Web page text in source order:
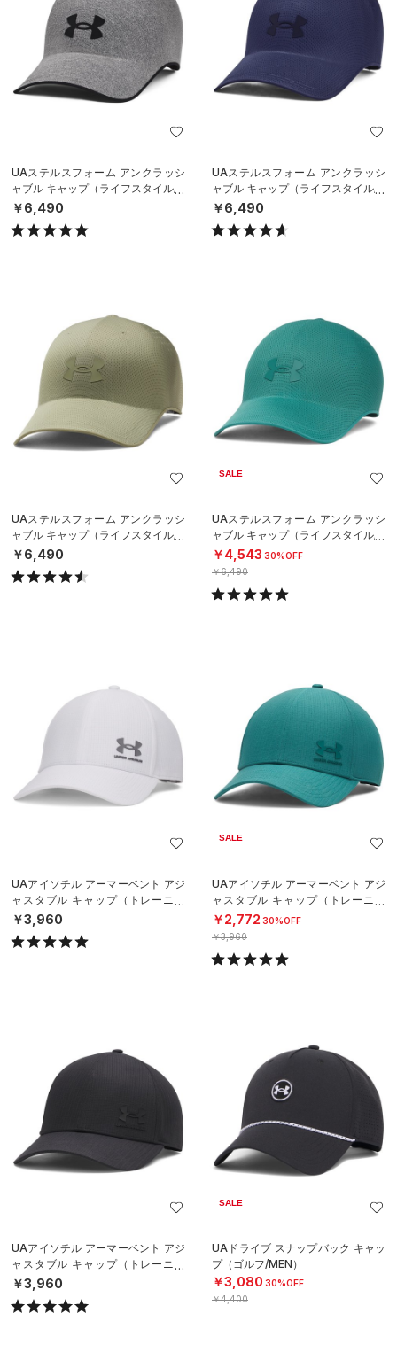
UAステルスフォーム アンクラッシ
ャブル キャップ（ライフスタイル/U
NISEX）
￥6,490
UAステルスフォーム アンクラッシ
ャブル キャップ（ライフスタイル/U
NISEX）
￥6,490
UAステルスフォーム アンクラッシ
ャブル キャップ（ライフスタイル/U
NISEX）
￥6,490
SALE
UAステルスフォーム アンクラッシ
ャブル キャップ（ライフスタイル/U
NISEX）
￥4,543 30%OFF
￥6,490
UAアイソチル アーマーベント アジ
ャスタブル キャップ（トレーニン
グ/MEN）
￥3,960
SALE
UAアイソチル アーマーベント アジ
ャスタブル キャップ（トレーニン
グ/MEN）
￥2,772 30%OFF
￥3,960
UAアイソチル アーマーベント アジ
ャスタブル キャップ（トレーニン
グ/MEN）
￥3,960
SALE
UAドライブ スナップバック キャッ
プ（ゴルフ/MEN）
￥3,080 30%OFF
￥4,400